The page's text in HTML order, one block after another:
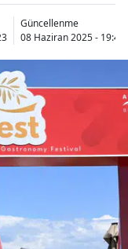
Güncellenme
08 Haziran 2025 - 19:49